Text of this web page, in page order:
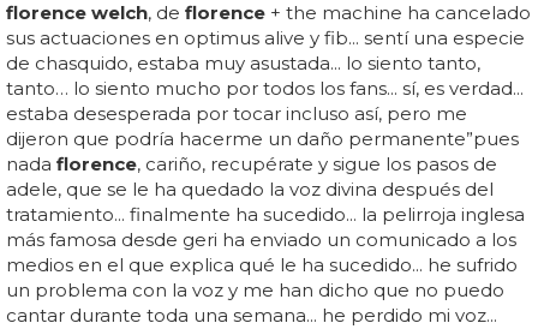
florence welch, de florence + the machine ha cancelado
sus actuaciones en optimus alive y fib... sentí una especie
de chasquido, estaba muy asustada... lo siento tanto,
tanto… lo siento mucho por todos los fans... sí, es verdad...
estaba desesperada por tocar incluso así, pero me
dijeron que podría hacerme un daño permanente”pues
nada florence, cariño, recupérate y sigue los pasos de
adele, que se le ha quedado la voz divina después del
tratamiento... finalmente ha sucedido... la pelirroja inglesa
más famosa desde geri ha enviado un comunicado a los
medios en el que explica qué le ha sucedido... he sufrido
un problema con la voz y me han dicho que no puedo
cantar durante toda una semana... he perdido mi voz...